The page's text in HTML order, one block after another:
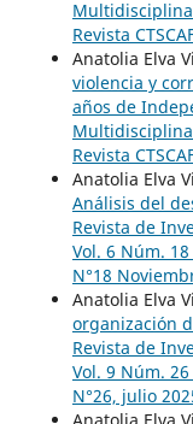
Revista
Anatolia Elva
violencia y
años de
Revista
Anatolia Elva
Análisis del
Revista de
Vol. 6 Núm. 18
N°18
Anatolia Elva
organización
Revista de
Vol. 9 Núm. 26
N°26, julio